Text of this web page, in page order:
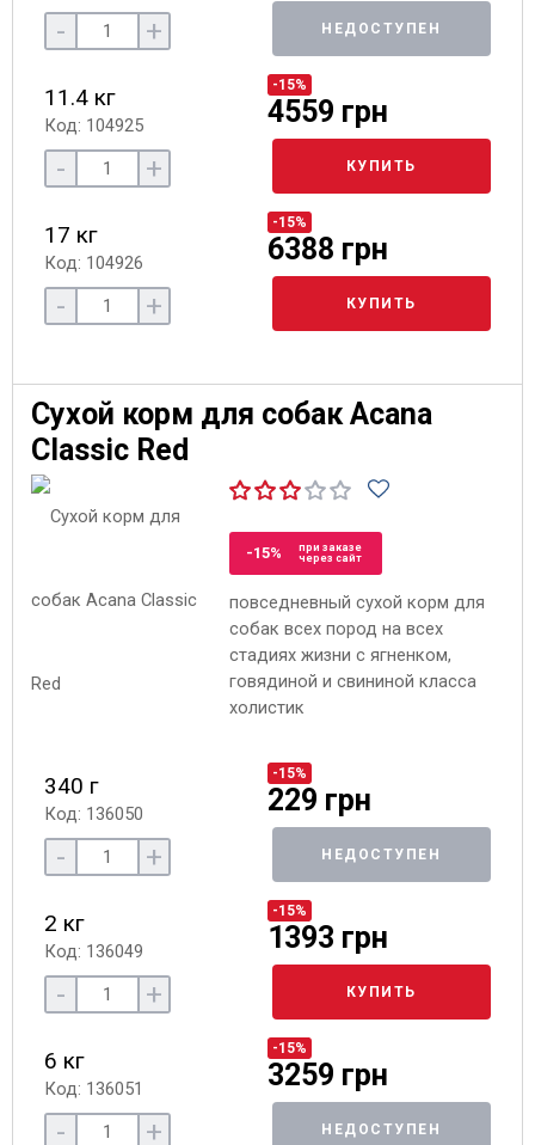
- + НЕДОСТУПЕН
11.4 кг
Код: 104925
-15%
4559 грн
- + КУПИТЬ
17 кг
Код: 104926
-15%
6388 грн
- + КУПИТЬ
Сухой корм для собак Acana
Classic Red
-15%
при заказе
через сайт
повседневный сухой корм для
собак всех пород на всех
стадиях жизни с ягненком,
говядиной и свининой класса
холистик
340 г
Код: 136050
-15%
229 грн
- + НЕДОСТУПЕН
2 кг
Код: 136049
-15%
1393 грн
- + КУПИТЬ
6 кг
Код: 136051
-15%
3259 грн
- + НЕДОСТУПЕН